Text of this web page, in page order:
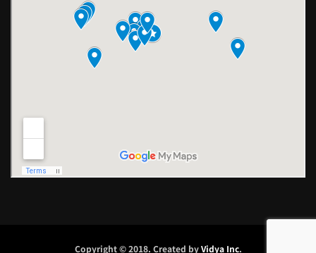
Copyright © 2018. Created byVidya Inc.